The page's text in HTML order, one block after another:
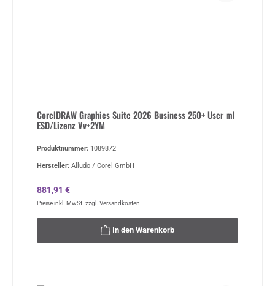
CorelDRAW Graphics Suite 2026 Business 250+ User ml
ESD/Lizenz Vv+2YM
Produktnummer: 1089872
Hersteller: Alludo / Corel GmbH
Regulärer Preis:
881,91 €
Preise inkl. MwSt. zzgl. Versandkosten
In den Warenkorb